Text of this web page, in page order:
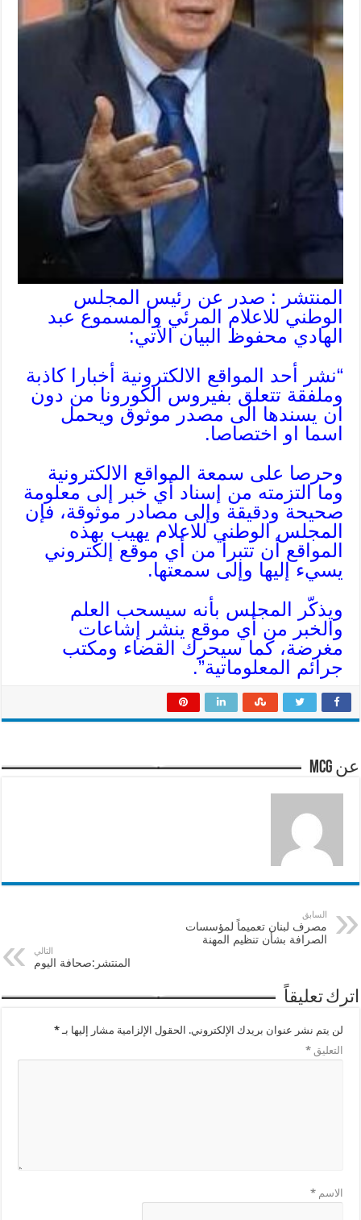
المنتشر : صدر عن رئيس المجلس
الوطني للاعلام المرئي والمسموع عبد
الهادي محفوظ البيان الآتي:
“نشر أحد المواقع الالكترونية أخبارا كاذبة
وملفقة تتعلق بفيروس الكورونا من دون
ان يسندها الى مصدر موثوق ويحمل
اسما او اختصاصا.
وحرصا على سمعة المواقع الالكترونية
وما التزمته من إسناد أي خبر إلى معلومة
صحيحة ودقيقة وإلى مصادر موثوقة، فإن
المجلس الوطني للاعلام يهيب بهذه
المواقع أن تتبرأ من أي موقع إلكتروني
يسيء إليها وإلى سمعتها.
ويذكّر المجلس بأنه سيسحب العلم
والخبر من أي موقع ينشر إشاعات
مغرضة، كما سيحرك القضاء ومكتب
جرائم المعلوماتية”.
عن mcg
السابق
مصرف لبنان تعميماً لمؤسسات
الصرافة بشأن تنظيم المهنة
التالي
المنتشر:صحافة اليوم
اترك تعليقاً
لن يتم نشر عنوان بريدك الإلكتروني. الحقول الإلزامية مشار إليها بـ*
التعليق*
الاسم*